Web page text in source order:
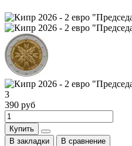
3
390 руб
Купить
В закладки
В сравнение